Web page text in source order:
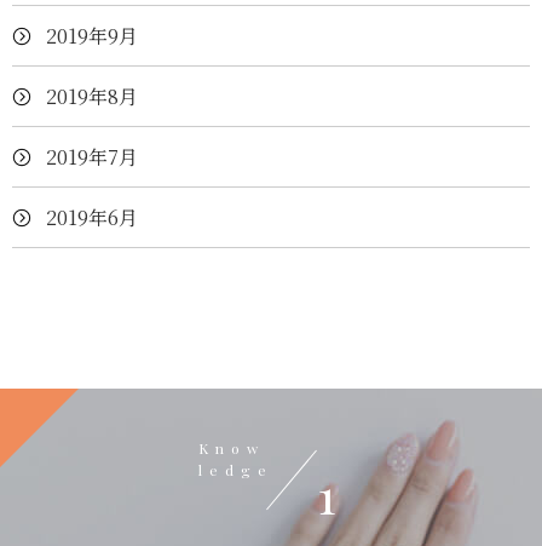
2019年9月
2019年8月
2019年7月
2019年6月
Know
ledge
1